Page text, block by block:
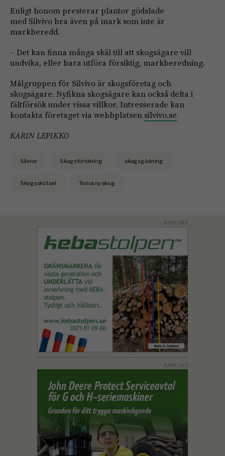
Enligt honom presterar plantor gödslade
med Silvivo bra även på mark som inte är
markberedd.
– Det kan finna många skäl till att skogsägare vill
undvika, eller bara utföra försiktig, markberedning.
Målgruppen för Silvivo är skogsföretag och
skogsägare. Nyfikna skogsägare kan också delta i
fältförsök under vissa villkor. Intresserade kan
kontakta företaget via webbplatsen silvivo.se
KARIN LEPIKKO
Silvivo Skogsforskning skogsgödning
Skogsskötsel Tema ny skog